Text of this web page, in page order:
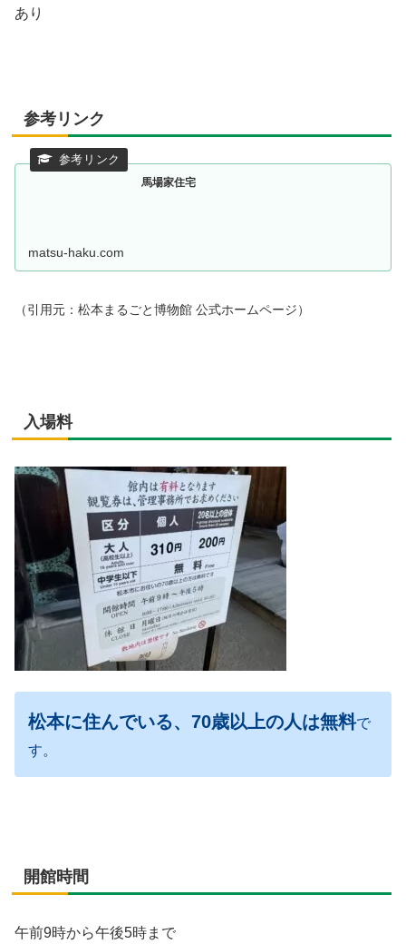
あり
参考リンク
馬場家住宅
matsu-haku.com
（引用元：松本まるごと博物館 公式ホームページ）
入場料
松本に住んでいる、70歳以上の人は無料で
す。
開館時間
午前9時から午後5時まで